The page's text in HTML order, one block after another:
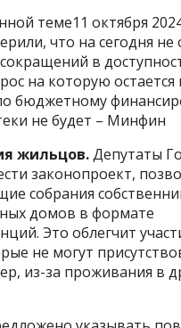
теме11 октября
что на сегодня не
в
на которую остается
бюджетному
не будет – Минфин
жильцов.Депутаты
законопроект,
собрания
домов в формате
Это облегчит
не могут
из-за проживания в